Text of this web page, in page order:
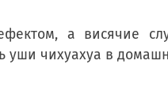
а висячие
уши чихуахуа в